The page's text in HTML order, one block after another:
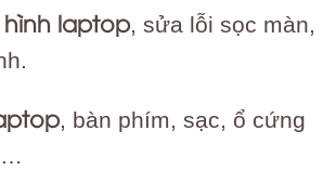
laptop, sửa lỗi sọc màn,
, bàn phím, sạc, ổ cứng